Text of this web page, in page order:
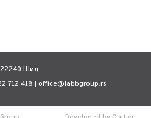
22240 Шид
712 418 | office@labbgroup.rs